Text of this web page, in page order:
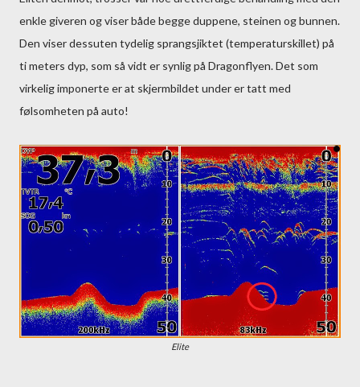
enkle giveren og viser både begge duppene, steinen og bunnen.
Den viser dessuten tydelig sprangsjiktet (temperaturskillet) på
ti meters dyp, som så vidt er synlig på Dragonflyen. Det som
virkelig imponerte er at skjermbildet under er tatt med
følsomheten på auto!
Elite